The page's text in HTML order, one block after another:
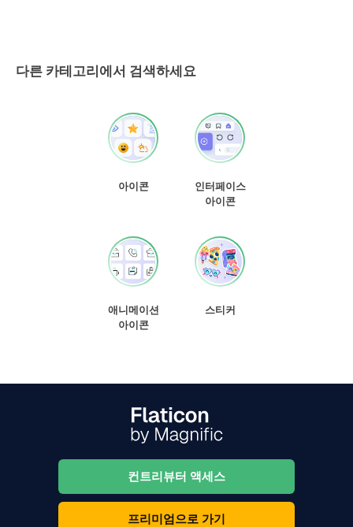
다른 카테고리에서 검색하세요
아이콘
인터페이스
아이콘
애니메이션
아이콘
스티커
컨트리뷰터 액세스
프리미엄으로 가기